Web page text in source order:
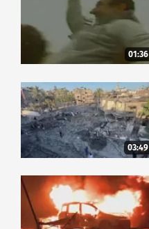
01:36
03:49